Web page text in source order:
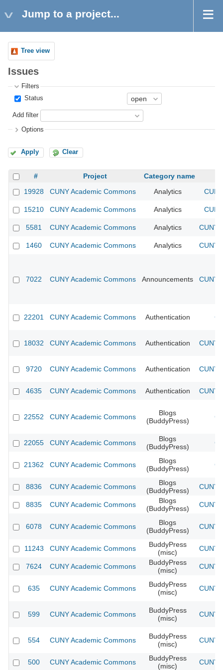
Jump to a project...
Tree view
Issues
Filters
Status
Add filter
Options
Apply Clear
# Project
Category name
19928
CUNY Academic Commons Analytics
15210 CUNY Academic Commons Analytics
5581 CUNY Academic Commons Analytics CUNY
1460 CUNY Academic Commons Analytics CUNY
7022 CUNY Academic Commons Announcements CUNY
22201 CUNY Academic Commons Authentication
18032 CUNY Academic Commons Authentication CUNY
9720 CUNY Academic Commons Authentication CUNY
4635 CUNY Academic Commons Authentication CUNY
22552 CUNY Academic Commons
Blogs
(BuddyPress)
22055 CUNY Academic Commons
Blogs
(BuddyPress)
21362 CUNY Academic Commons
Blogs
(BuddyPress)
8836 CUNY Academic Commons
Blogs
(BuddyPress)
CUNY
8835 CUNY Academic Commons
Blogs
(BuddyPress)
CUNY
6078 CUNY Academic Commons
Blogs
(BuddyPress)
CUNY
11243 CUNY Academic Commons
BuddyPress
(misc)
CUNY
7624 CUNY Academic Commons
BuddyPress
(misc)
CUNY
635 CUNY Academic Commons
BuddyPress
(misc)
CUNY
599 CUNY Academic Commons
BuddyPress
(misc)
CUNY
554 CUNY Academic Commons
BuddyPress
(misc)
CUNY
500 CUNY Academic Commons
BuddyPress
(misc)
CUNY